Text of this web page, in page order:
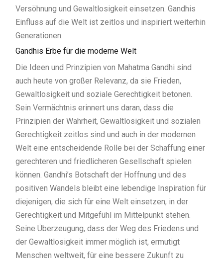
Versöhnung und Gewaltlosigkeit einsetzen. Gandhis
Einfluss auf die Welt ist zeitlos und inspiriert weiterhin
Generationen.
Gandhis Erbe für die moderne Welt
Die Ideen und Prinzipien von Mahatma Gandhi sind
auch heute von großer Relevanz, da sie Frieden,
Gewaltlosigkeit und soziale Gerechtigkeit betonen.
Sein Vermächtnis erinnert uns daran, dass die
Prinzipien der Wahrheit, Gewaltlosigkeit und sozialen
Gerechtigkeit zeitlos sind und auch in der modernen
Welt eine entscheidende Rolle bei der Schaffung einer
gerechteren und friedlicheren Gesellschaft spielen
können. Gandhi’s Botschaft der Hoffnung und des
positiven Wandels bleibt eine lebendige Inspiration für
diejenigen, die sich für eine Welt einsetzen, in der
Gerechtigkeit und Mitgefühl im Mittelpunkt stehen.
Seine Überzeugung, dass der Weg des Friedens und
der Gewaltlosigkeit immer möglich ist, ermutigt
Menschen weltweit, für eine bessere Zukunft zu